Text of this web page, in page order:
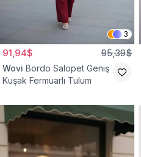
3
91,94$ 95,39$
Wovi Bordo Salopet Geniş
Kuşak Fermuarlı Tulum